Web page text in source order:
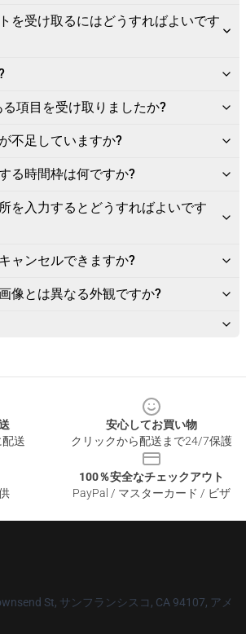
を受け取るにはどうすればよいです
項目を受け取りましたか?
不足していますか?
る時間枠は何ですか?
を入力するとどうすればよいです
ャンセルできますか?
像とは異なる外観ですか?
送
安心してお買い物
クリックから配送まで24/7保護
100％安全なチェックアウト
PayPal / マスターカード / ビザ
St, サンフランシスコ, CA 94107, アメ